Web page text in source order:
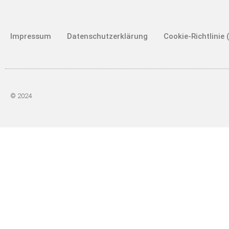
Impressum Datenschutzerklärung Cookie-Richtlinie
© 2024